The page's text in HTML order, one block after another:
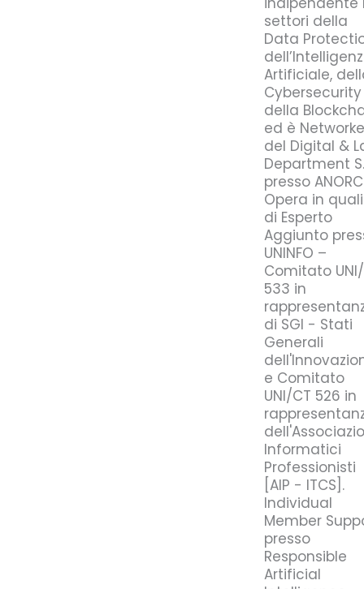
settori della
Data
Artificiale,
della
ed è
del Digital &
Department
presso
Opera in
di Esperto
Aggiunto
UNINFO –
Comitato
533 in
di SGI - Stati
Generali
e Comitato
UNI/CT 526 in
Informatici
Professionisti
[AIP - ITCS].
Individual
Member
presso
Responsible
Artificial